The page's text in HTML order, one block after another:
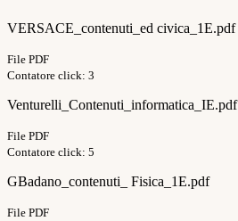
VERSACE_contenuti_ed civica_1E.pdf
File PDF
Contatore click: 3
Venturelli_Contenuti_informatica_IE.pdf
File PDF
Contatore click: 5
GBadano_contenuti_ Fisica_1E.pdf
File PDF